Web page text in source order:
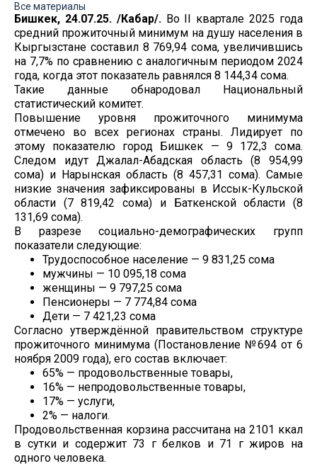
Все материалы
Бишкек, 24.07.25. /Кабар/. Во II квартале 2025 года
средний прожиточный минимум на душу населения в
Кыргызстане составил 8 769,94 сома, увеличившись
на 7,7% по сравнению с аналогичным периодом 2024
года, когда этот показатель равнялся 8 144,34 сома.
Такие данные обнародовал Национальный
статистический комитет.
Повышение уровня прожиточного минимума
отмечено во всех регионах страны. Лидирует по
этому показателю город Бишкек — 9 172,3 сома.
Следом идут Джалал-Абадская область (8 954,99
сома) и Нарынская область (8 457,31 сома). Самые
низкие значения зафиксированы в Иссык-Кульской
области (7 819,42 сома) и Баткенской области (8
131,69 сома).
В разрезе социально-демографических групп
показатели следующие:
Трудоспособное население — 9 831,25 сома
мужчины — 10 095,18 сома
женщины — 9 797,25 сома
Пенсионеры — 7 774,84 сома
Дети — 7 421,23 сома
Согласно утверждённой правительством структуре
прожиточного минимума (Постановление №694 от 6
ноября 2009 года), его состав включает:
65% — продовольственные товары,
16% — непродовольственные товары,
17% — услуги,
2% — налоги.
Продовольственная корзина рассчитана на 2101 ккал
в сутки и содержит 73 г белков и 71 г жиров на
одного человека.